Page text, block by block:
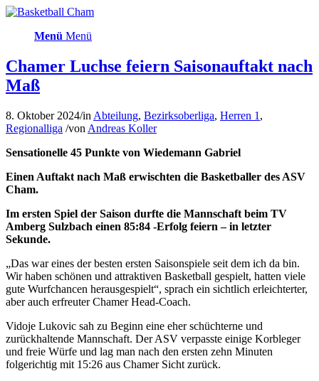
Menü Menü
Chamer Luchse feiern Saisonauftakt nach
Maß
8. Oktober 2024/in Abteilung, Bezirksoberliga, Herren 1 ,
Regionalliga /von Andreas Koller
Sensationelle 45 Punkte von Wiedemann Gabriel
Einen Auftakt nach Maß erwischten die Basketballer des ASV
Cham.
Im ersten Spiel der Saison durfte die Mannschaft beim TV
Amberg Sulzbach einen 85:84 -Erfolg feiern – in letzter
Sekunde.
„Das war eines der besten ersten Saisonspiele seit dem ich da bin.
Wir haben schönen und attraktiven Basketball gespielt, hatten viele
gute Wurfchancen herausgespielt“, sprach ein sichtlich erleichterter,
aber auch erfreuter Chamer Head-Coach.
Vidoje Lukovic sah zu Beginn eine eher schüchterne und
zurückhaltende Mannschaft. Der ASV verpasste einige Korbleger
und freie Würfe und lag man nach den ersten zehn Minuten
folgerichtig mit 15:26 aus Chamer Sicht zurück.